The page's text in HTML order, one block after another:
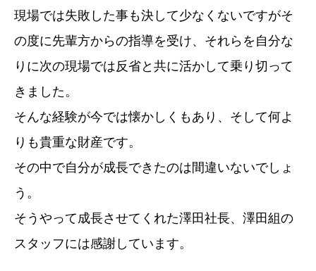
現場では失敗した事も決して少なくないですがそ
の度に先輩方からの指導を受け、それらを自分な
りに次の現場では反省と共に活かして乗り切って
きました。
そんな経験が今では懐かしくもあり、そして何よ
りも貴重な財産です。
その中で自分が成長できたのは間違いないでしょ
う。
そうやって成長させてくれた澤田社長、澤田組の
スタッフには感謝しています。